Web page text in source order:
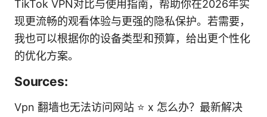
TikTok VPN对比与使用指南，帮助你在2026年实
现更流畅的观看体验与更强的隐私保护。若需要，
我也可以根据你的设备类型和预算，给出更个性化
的优化方案。
Sources:
Vpn 翻墙也无法访问网站 ⭐ x 怎么办？最新解决